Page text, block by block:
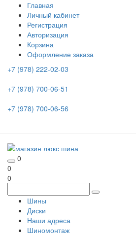
Главная
Личный кабинет
Регистрация
Авторизация
Корзина
Оформление заказа
+7 (978) 222-02-03
+7 (978) 700-06-51
+7 (978) 700-06-56
0
0
0
Шины
Диски
Наши адреса
Шиномонтаж